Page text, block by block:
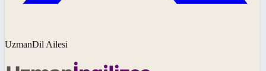
UzmanDil Ailesi